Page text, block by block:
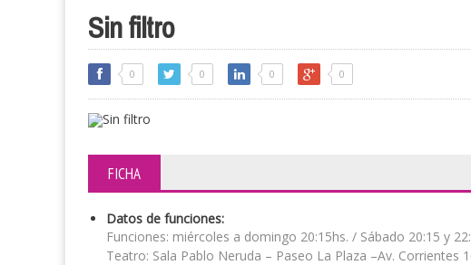
Sin filtro
0 0 0 0
FICHA
Datos de funciones:
Funciones: miércoles a domingo 20:15hs. / Sábado 20:15 y
Teatro: Sala Pablo Neruda – Paseo La Plaza –Av. Corrientes